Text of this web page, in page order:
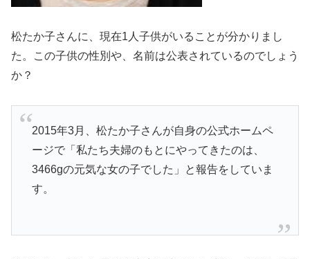
松たか子さんに、現在1人子供がいることが分かりまし
た。この子供の性別や、名前は公表されているのでしょう
か？
2015年3月、松たか子さんが自身の公式ホームペ
ージで「私たち夫婦のもとにやってきたのは、
3466gの元気な女の子でした」と報告をしていま
す。